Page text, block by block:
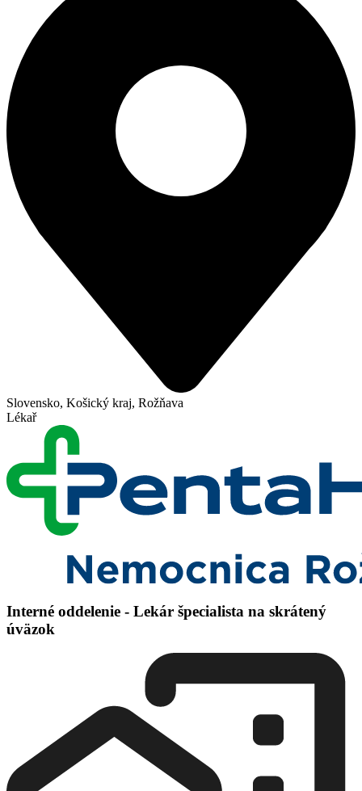
Slovensko, Košický kraj, Rožňava
Lékař
Interné oddelenie - Lekár špecialista na skrátený
úväzok